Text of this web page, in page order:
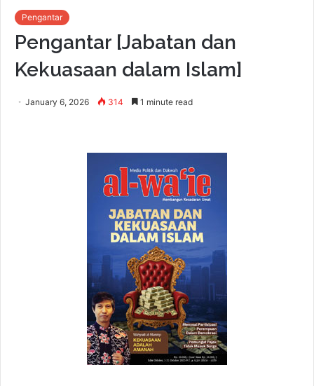
Pengantar
Pengantar [Jabatan dan
Kekuasaan dalam Islam]
January 6, 2026 314 1 minute read